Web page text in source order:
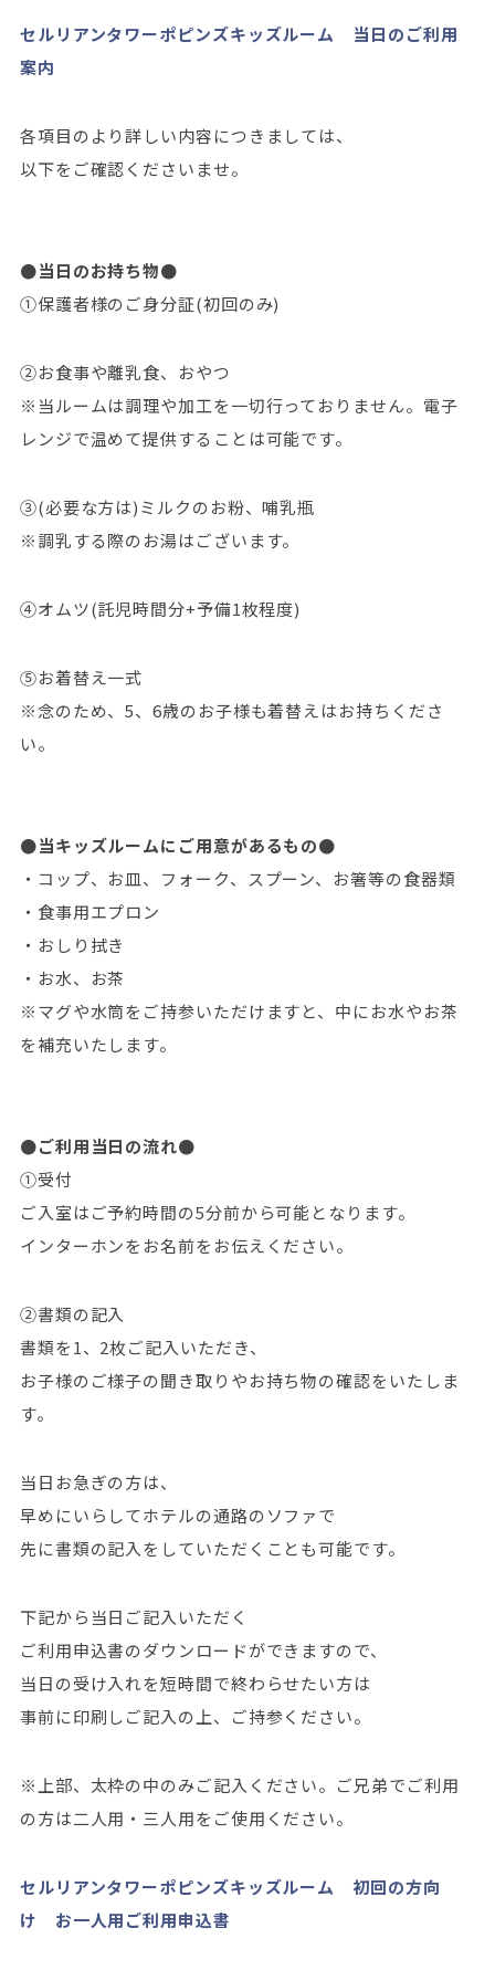
セルリアンタワーポピンズキッズルーム 当日のご利用
案内
各項目のより詳しい内容につきましては、
以下をご確認くださいませ。
●当日のお持ち物●
①保護者様のご身分証(初回のみ)
②お食事や離乳食、おやつ
※当ルームは調理や加工を一切行っておりません。電子
レンジで温めて提供することは可能です。
③(必要な方は)ミルクのお粉、哺乳瓶
※調乳する際のお湯はございます。
④オムツ(託児時間分+予備1枚程度)
⑤お着替え一式
※念のため、5、6歳のお子様も着替えはお持ちくださ
い。
●当キッズルームにご用意があるもの●
・コップ、お皿、フォーク、スプーン、お箸等の食器類
・食事用エプロン
・おしり拭き
・お水、お茶
※マグや水筒をご持参いただけますと、中にお水やお茶
を補充いたします。
●ご利用当日の流れ●
①受付
ご入室はご予約時間の5分前から可能となります。
インターホンをお名前をお伝えください。
②書類の記入
書類を1、2枚ご記入いただき、
お子様のご様子の聞き取りやお持ち物の確認をいたしま
す。
当日お急ぎの方は、
早めにいらしてホテルの通路のソファで
先に書類の記入をしていただくことも可能です。
下記から当日ご記入いただく
ご利用申込書のダウンロードができますので、
当日の受け入れを短時間で終わらせたい方は
事前に印刷しご記入の上、ご持参ください。
※上部、太枠の中のみご記入ください。ご兄弟でご利用
の方は二人用・三人用をご使用ください。
セルリアンタワーポピンズキッズルーム 初回の方向
け お一人用ご利用申込書